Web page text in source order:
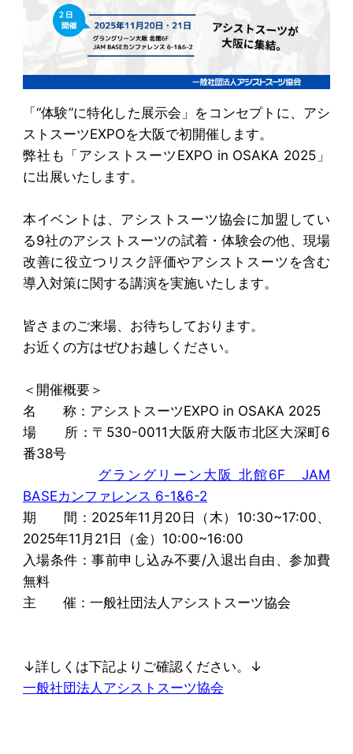
「“体験”に特化した展示会」をコンセプトに、アシ
ストスーツEXPOを大阪で初開催します。
弊社も「アシストスーツEXPO in OSAKA 2025」
に出展いたします。
本イベントは、アシストスーツ協会に加盟してい
る9社のアシストスーツの試着・体験会の他、現場
改善に役立つリスク評価やアシストスーツを含む
導入対策に関する講演を実施いたします。
皆さまのご来場、お待ちしております。
お近くの方はぜひお越しください。
＜開催概要＞
名 称：アシストスーツEXPO in OSAKA 2025
場 所：〒530-0011大阪府大阪市北区大深町6
番38号
グラングリーン大阪 北館6F JAM
BASEカンファレンス 6-1&6-2
期 間：2025年11月20日（木）10:30~17:00、
2025年11月21日（金）10:00~16:00
入場条件：事前申し込み不要/入退出自由、参加費
無料
主 催：一般社団法人アシストスーツ協会
↓詳しくは下記よりご確認ください。↓
一般社団法人アシストスーツ協会